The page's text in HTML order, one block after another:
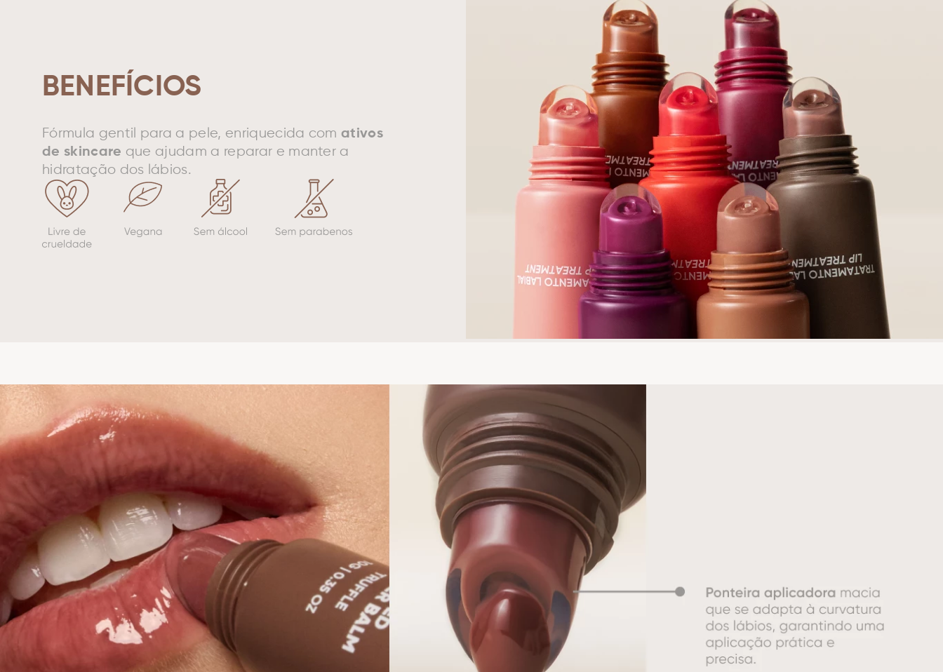
BENEFÍCIOS
Fórmula gentil para a pele, enriquecida comativos
de skincare que ajudam a reparar e manter a
hidratação dos lábios.